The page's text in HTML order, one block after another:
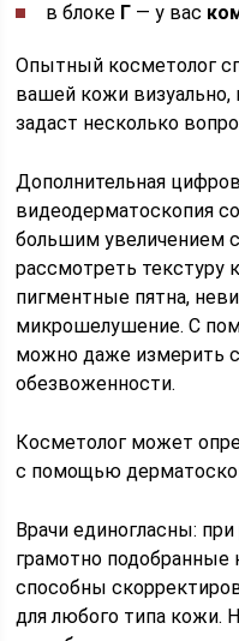
в блоке Г — у вас
Опытный косметолог
вашей кожи визуально,
задаст несколько
Дополнительная
видеодерматоскопия
большим увеличением
рассмотреть текстуру
пигментные пятна,
микрошелушение. С
можно даже измерить
обезвоженности.
Косметолог может
с помощью
Врачи единогласны:
грамотно подобранные
способны
для любого типа кожи.